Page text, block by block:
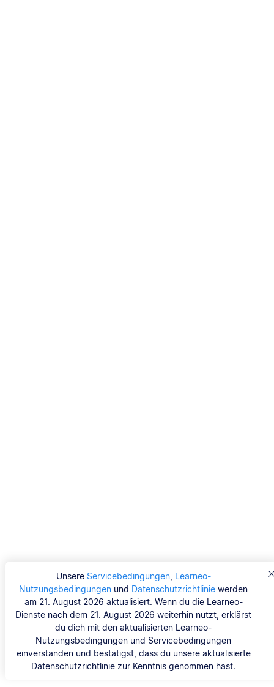
Unsere Servicebedingungen, Learneo-
Nutzungsbedingungen und Datenschutzrichtlinie werden
am 21. August 2026 aktualisiert. Wenn du die Learneo-
Dienste nach dem 21. August 2026 weiterhin nutzt, erklärst
du dich mit den aktualisierten Learneo-
Nutzungsbedingungen und Servicebedingungen
einverstanden und bestätigst, dass du unsere aktualisierte
Datenschutzrichtlinie zur Kenntnis genommen hast.